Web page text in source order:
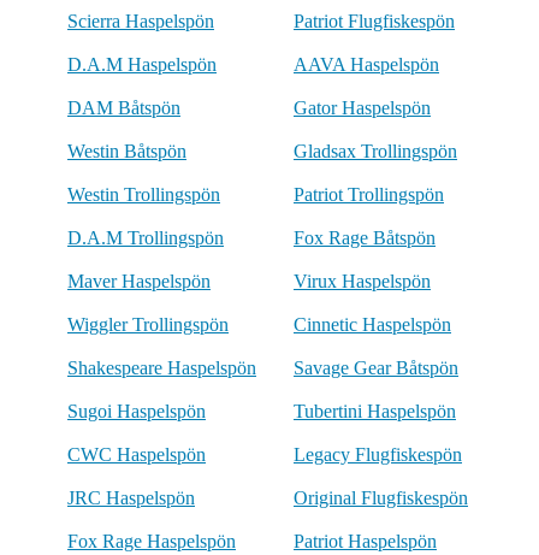
Scierra Haspelspön Patriot Flugfiskespön
D.A.M Haspelspön AAVA Haspelspön
DAM Båtspön Gator Haspelspön
Westin Båtspön Gladsax Trollingspön
Westin Trollingspön Patriot Trollingspön
D.A.M Trollingspön Fox Rage Båtspön
Maver Haspelspön Virux Haspelspön
Wiggler Trollingspön Cinnetic Haspelspön
Shakespeare Haspelspön Savage Gear Båtspön
Sugoi Haspelspön Tubertini Haspelspön
CWC Haspelspön Legacy Flugfiskespön
JRC Haspelspön Original Flugfiskespön
Fox Rage Haspelspön Patriot Haspelspön